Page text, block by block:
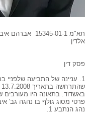
תא"מ 15345-01-1 אברהם
אלדין
פסק דין
1. עניינה של התביעה שלפניי
שהתרחשה בתאריך 13.7.2008
באשדוד. בתאונה היו מעורבים
פרטי מסוג גולף בו נהגה גב'
נהג הנתבע 1.